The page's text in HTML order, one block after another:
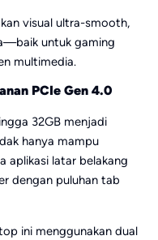
visual ultra-smooth,
untuk gaming
multimedia.
PCIe Gen 4.0
32GB menjadi
hanya mampu
aplikasi latar belakang
dengan puluhan tab
ini menggunakan dual